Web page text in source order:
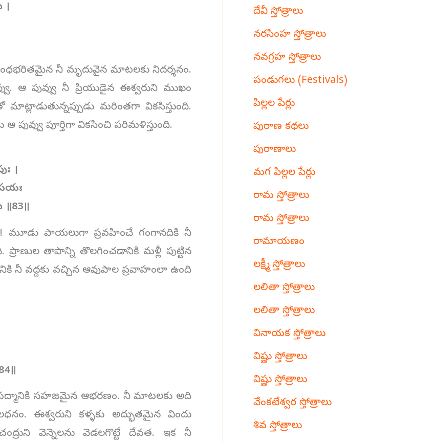
నీ మృదువైన మాటలకు నిదర్శనం.
ఆ పువ్వు నీ ప్రియుడైన ఈశ్వరుని ముఖం
మరింతగా వికసిస్తుంది.
పువ్వు పూర్తిగా వికసించి పరిమళిస్తుంది.
।
మూడు పాయలుగా ప్రవహించే గంగానదికి నీ
తాపాన్ని తొలగించడానికి మళ్లీ పుట్టిన
నీ వద్దకు వచ్చిన ఆవుపాల ప్రవాహంలా ఉంది
సహజమైన ఆభరణం. నీ మాటలకు అది
ఈశ్వరుని కళ్ళకు అద్భుతమైన విందు
వెన్నెలను వెడలగొట్టే దేవత. ఇక నీ
దేవీ స్తోత్రాలు
నరసింహ స్తోత్రాలు
నవగ్రహ స్తోత్రాలు
పండుగలు (Festivals)
పిల్లల పేర్లు
పురాణ కథలు
పురాణాలు
మగ పిల్లల పేర్లు
రామ స్తోత్రాలు
రామ స్తోత్రాలు
రామాయణం
లక్ష్మీ స్తోత్రాలు
లలితా స్తోత్రాలు
లలితా స్తోత్రాలు
వినాయక స్తోత్రాలు
విష్ణు స్తోత్రాలు
విష్ణు స్తోత్రాలు
వేంకటేశ్వర స్తోత్రాలు
శివ స్తోత్రాలు